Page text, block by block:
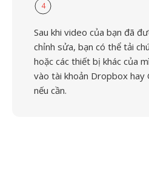
4
Sau khi video của bạn đã
chỉnh sửa, bạn có thể tải
hoặc các thiết bị khác của
vào tài khoản Dropbox hay
nếu cần.